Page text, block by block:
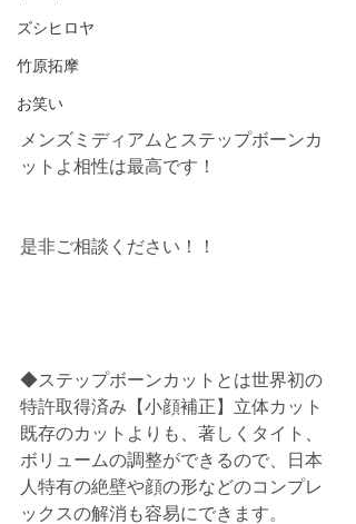
ズシヒロヤ
竹原拓摩
お笑い
メンズミディアムとステップボーンカ
ットよ相性は最高です！
是非ご相談ください！！
◆ステップボーンカットとは世界初の
特許取得済み【小顔補正】立体カット
既存のカットよりも、著しくタイト、
ボリュームの調整ができるので、日本
人特有の絶壁や顔の形などのコンプレ
ックスの解消も容易にできます。